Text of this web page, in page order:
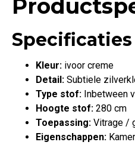
Specificaties
Kleur: ivoor creme
Detail: Subtiele
Type stof: Inbetween
Hoogte stof: 280 cm
Toepassing: Vitrage /
Eigenschappen: